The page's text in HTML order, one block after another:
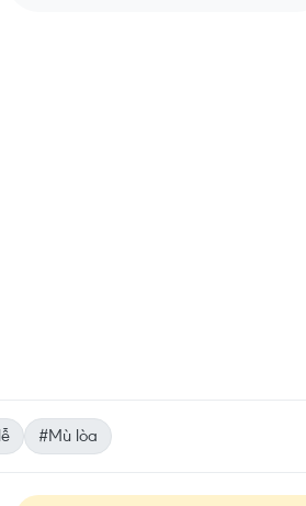
#Mù lòa